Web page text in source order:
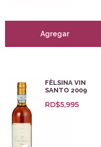
Agregar
FÈLSINA VIN
SANTO 2009
RD$5,995